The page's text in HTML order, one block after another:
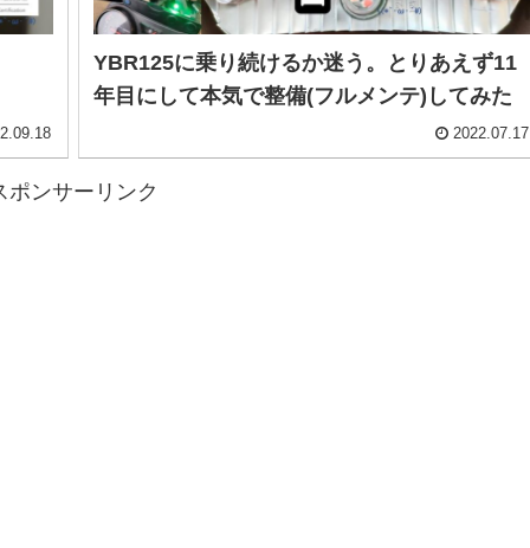
YBR125に乗り続けるか迷う。とりあえず11
年目にして本気で整備(フルメンテ)してみた
2022.07.17
ポンサーリンク